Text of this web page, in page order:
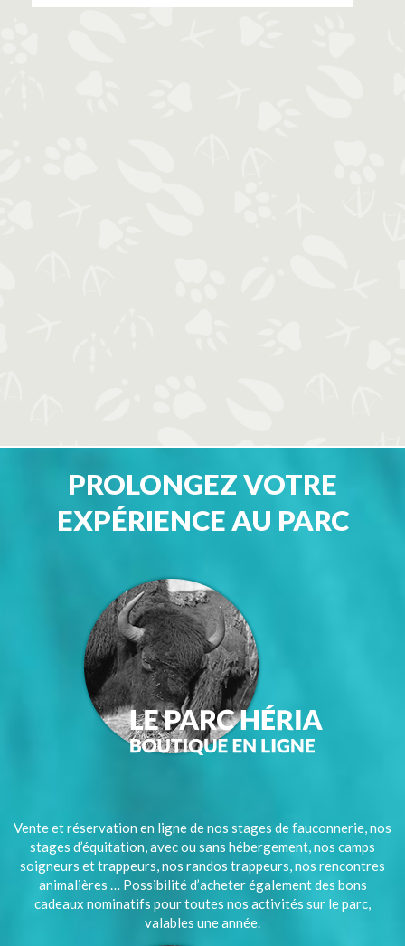
PROLONGEZ VOTRE
EXPÉRIENCE AU PARC
Vente et réservation en ligne de nos stages de fauconnerie, nos
stages d’équitation, avec ou sans hébergement, nos camps
soigneurs et trappeurs, nos randos trappeurs, nos rencontres
animalières … Possibilité d’acheter également des bons
cadeaux nominatifs pour toutes nos activités sur le parc,
valables une année.